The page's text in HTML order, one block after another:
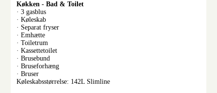
Køkken - Bad & Toilet
· 3 gasblus
· Køleskab
· Separat fryser
· Emhætte
· Toiletrum
· Kassettetoilet
· Brusebund
· Bruseforhæng
· Bruser
Køleskabsstørrelse: 142L Slimline